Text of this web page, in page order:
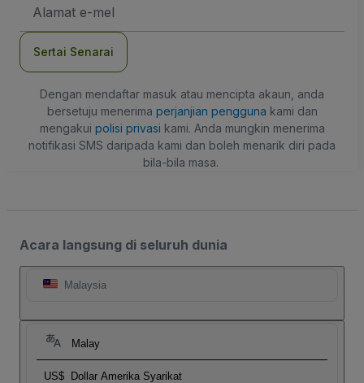
E-
Sertai Senarai
Dengan mendaftar masuk atau mencipta akaun, anda
bersetuju menerima perjanjian pengguna kami dan
mengakui polisi privasi kami. Anda mungkin menerima
notifikasi SMS daripada kami dan boleh menarik diri pada
bila-bila masa.
Acara langsung di seluruh dunia
Malaysia
Malay
US$ Dollar Amerika Syarikat